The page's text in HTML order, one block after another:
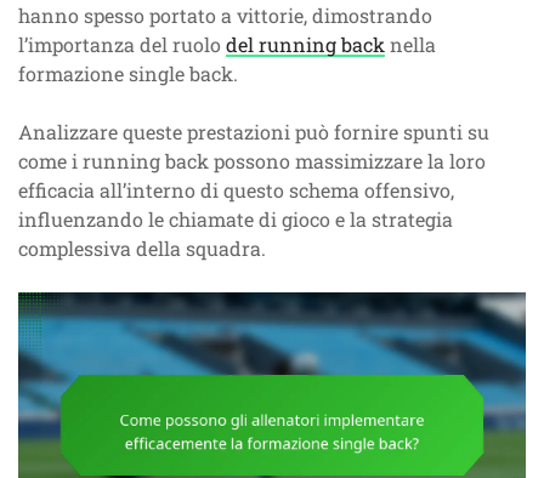
hanno spesso portato a vittorie, dimostrando
l’importanza del ruolo del running back nella
formazione single back.
Analizzare queste prestazioni può fornire spunti su
come i running back possono massimizzare la loro
efficacia all’interno di questo schema offensivo,
influenzando le chiamate di gioco e la strategia
complessiva della squadra.